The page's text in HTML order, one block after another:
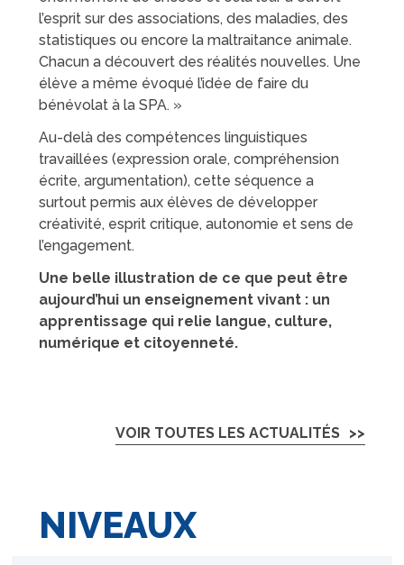
l’esprit sur des associations, des maladies, des
statistiques ou encore la maltraitance animale.
Chacun a découvert des réalités nouvelles. Une
élève a même évoqué l’idée de faire du
bénévolat à la SPA. »
Au-delà des compétences linguistiques
travaillées (expression orale, compréhension
écrite, argumentation), cette séquence a
surtout permis aux élèves de développer
créativité, esprit critique, autonomie et sens de
l’engagement.
Une belle illustration de ce que peut être
aujourd’hui un enseignement vivant : un
apprentissage qui relie langue, culture,
numérique et citoyenneté.
VOIR TOUTES LES ACTUALITÉS
NIVEAUX